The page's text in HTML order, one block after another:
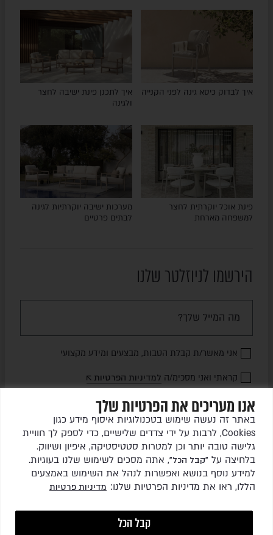
אנו מעריכים את הפרטיות שלך
באתר זה נעשה שימוש בטכנולוגיות איסוף מידע כגון
Cookies, לרבות על ידי צדדים שלישיים, כדי לספק לך חוויית
גלישה טובה יותר וכן למטרות סטטיסטיקה, איפיון ושיווק.
בלחיצה על "קבל הכל", אתה מסכים לשימוש שלנו בעוגיות.
למידע נוסף בנושא ואפשרות לנהל את השימוש באמצעים
הללו, ראו את מדיניות הפרטיות שלנו: מדיניות פרטיות
קבל הכל
איך לבדוק כיסא גינה לפני הקנייה
איך לתכנן פינת ישיבה לחצר
ולגינה
פינת אוכל יוקרתית לחצר
למשפחה מארחת
מערכות ישיבה יוקרתיות לגינה
לבתים פרטיים
הירשמו לניוזלטר שלנו
אני מאשר/ת קבלת הטבות, מבצעים ומידע מקצועי
קראתי ואני מסכימ/ה למדיניות הפרטיות
שלחו לי עדכונים
כל הזכויות שמורות לגרין ריהוט גן בע"מ © 2026